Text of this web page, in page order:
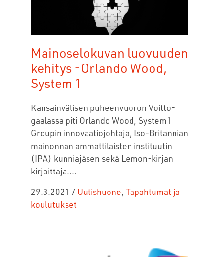
Mainoselokuvan luovuuden
kehitys -Orlando Wood,
System 1
Kansainvälisen puheenvuoron Voitto-
gaalassa piti Orlando Wood, System1
Groupin innovaatiojohtaja, Iso-Britannian
mainonnan ammattilaisten instituutin
(IPA) kunniajäsen sekä Lemon-kirjan
kirjoittaja.
29.3.2021 / Uutishuone Tapahtumat ja
koulutukset